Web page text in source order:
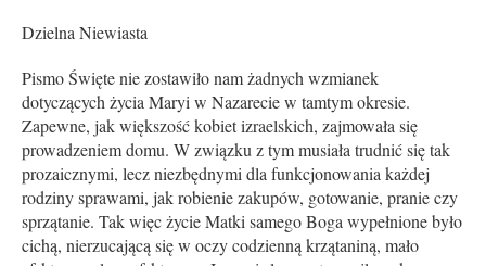
Dzielna Niewiasta
Pismo Święte nie zostawiło nam żadnych wzmianek
dotyczących życia Maryi w Nazarecie w tamtym okresie.
Zapewne, jak większość kobiet izraelskich, zajmowała się
prowadzeniem domu. W związku z tym musiała trudnić się tak
prozaicznymi, lecz niezbędnymi dla funkcjonowania każdej
rodziny sprawami, jak robienie zakupów, gotowanie, pranie czy
sprzątanie. Tak więc życie Matki samego Boga wypełnione było
cichą, nierzucającą się w oczy codzienną krzątaniną, mało